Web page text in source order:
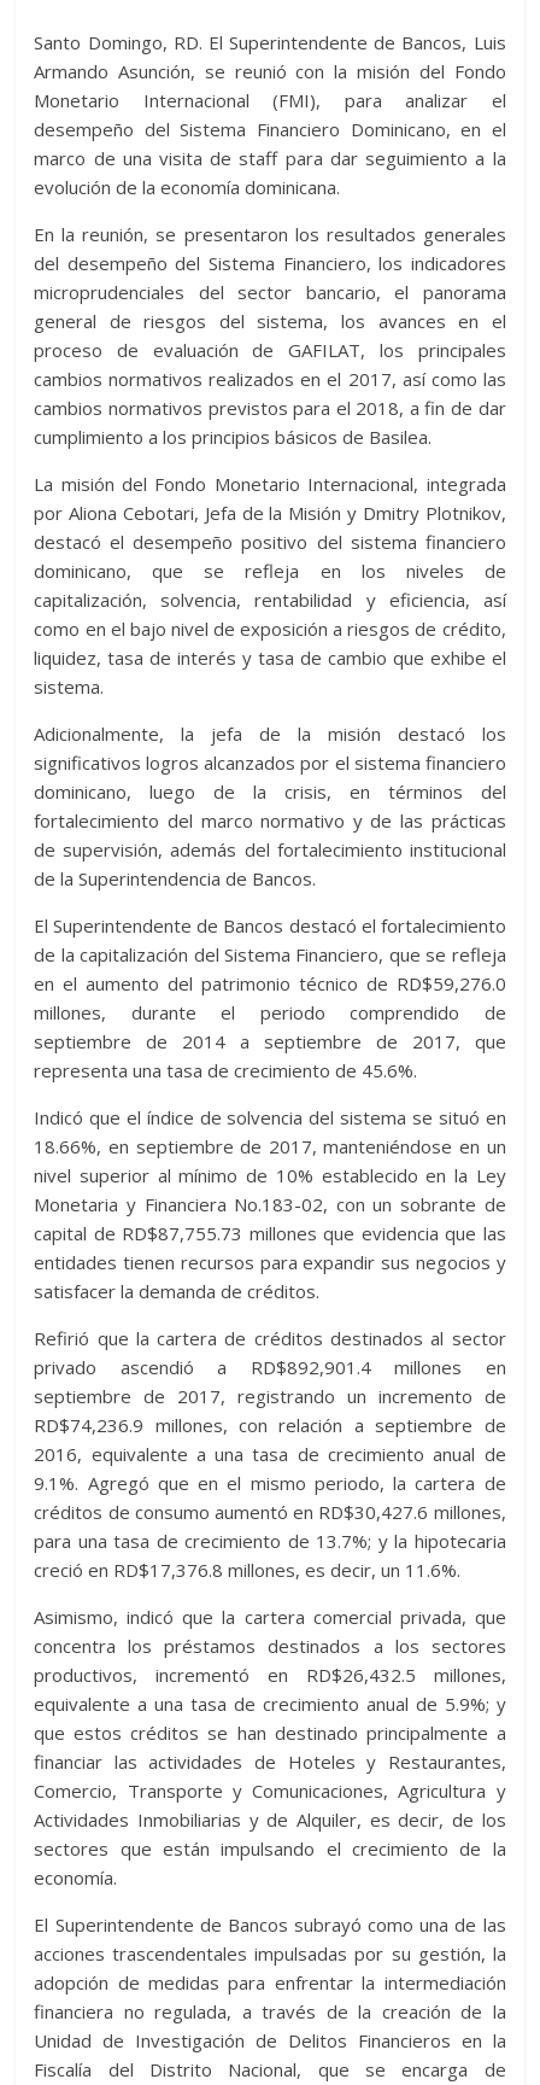
A
p
p
t o
o
k
n
g
er
e a
m
g
e
p
ar
ti
r
Santo Domingo, RD. El Superintendente de Bancos, Luis
Armando Asunción, se reunió con la misión del Fondo
Monetario Internacional (FMI), para analizar el
desempeño del Sistema Financiero Dominicano, en el
marco de una visita de staff para dar seguimiento a la
evolución de la economía dominicana.
En la reunión, se presentaron los resultados generales
del desempeño del Sistema Financiero, los indicadores
microprudenciales del sector bancario, el panorama
general de riesgos del sistema, los avances en el
proceso de evaluación de GAFILAT, los principales
cambios normativos realizados en el 2017, así como las
cambios normativos previstos para el 2018, a fin de dar
cumplimiento a los principios básicos de Basilea.
La misión del Fondo Monetario Internacional, integrada
por Aliona Cebotari, Jefa de la Misión y Dmitry Plotnikov,
destacó el desempeño positivo del sistema financiero
dominicano, que se refleja en los niveles de
capitalización, solvencia, rentabilidad y eficiencia, así
como en el bajo nivel de exposición a riesgos de crédito,
liquidez, tasa de interés y tasa de cambio que exhibe el
sistema.
Adicionalmente, la jefa de la misión destacó los
significativos logros alcanzados por el sistema financiero
dominicano, luego de la crisis, en términos del
fortalecimiento del marco normativo y de las prácticas
de supervisión, además del fortalecimiento institucional
de la Superintendencia de Bancos.
El Superintendente de Bancos destacó el fortalecimiento
de la capitalización del Sistema Financiero, que se refleja
en el aumento del patrimonio técnico de RD$59,276.0
millones, durante el periodo comprendido de
septiembre de 2014 a septiembre de 2017, que
representa una tasa de crecimiento de 45.6%.
Indicó que el índice de solvencia del sistema se situó en
18.66%, en septiembre de 2017, manteniéndose en un
nivel superior al mínimo de 10% establecido en la Ley
Monetaria y Financiera No.183-02, con un sobrante de
capital de RD$87,755.73 millones que evidencia que las
entidades tienen recursos para expandir sus negocios y
satisfacer la demanda de créditos.
Refirió que la cartera de créditos destinados al sector
privado ascendió a RD$892,901.4 millones en
septiembre de 2017, registrando un incremento de
RD$74,236.9 millones, con relación a septiembre de
2016, equivalente a una tasa de crecimiento anual de
9.1%. Agregó que en el mismo periodo, la cartera de
créditos de consumo aumentó en RD$30,427.6 millones,
para una tasa de crecimiento de 13.7%; y la hipotecaria
creció en RD$17,376.8 millones, es decir, un 11.6%.
Asimismo, indicó que la cartera comercial privada, que
concentra los préstamos destinados a los sectores
productivos, incrementó en RD$26,432.5 millones,
equivalente a una tasa de crecimiento anual de 5.9%; y
que estos créditos se han destinado principalmente a
financiar las actividades de Hoteles y Restaurantes,
Comercio, Transporte y Comunicaciones, Agricultura y
Actividades Inmobiliarias y de Alquiler, es decir, de los
sectores que están impulsando el crecimiento de la
economía.
El Superintendente de Bancos subrayó como una de las
acciones trascendentales impulsadas por su gestión, la
adopción de medidas para enfrentar la intermediación
financiera no regulada, a través de la creación de la
Unidad de Investigación de Delitos Financieros en la
Fiscalía del Distrito Nacional, que se encarga de